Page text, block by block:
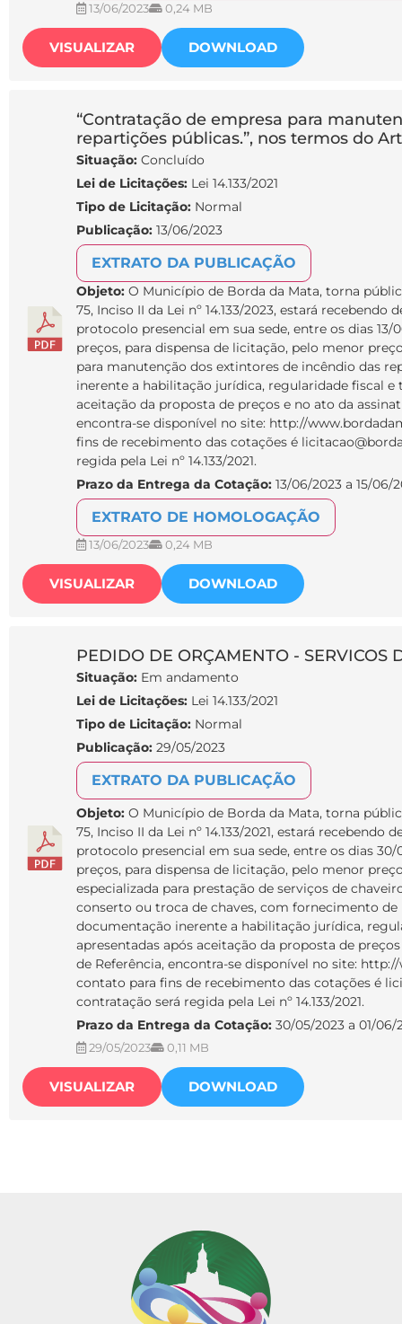
13/06/2023 0,24 MB
VISUALIZAR DOWNLOAD
“Contratação de empresa para
repartições públicas.”, nos termos do
Situação: Concluído
Lei de Licitações: Lei 14.133/2021
Tipo de Licitação: Normal
Publicação: 13/06/2023
EXTRATO DA PUBLICAÇÃO
Objeto: O Município de Borda da Mata, torna
75, Inciso II da Lei nº 14.133/2023, estará
protocolo presencial em sua sede, entre os dias 13/
preços, para dispensa de licitação, pelo menor
para manutenção dos extintores de incêndio das
inerente a habilitação jurídica, regularidade fiscal e
aceitação da proposta de preços e no ato da
encontra-se disponível no site: http://
fins de recebimento das cotações é
regida pela Lei nº 14.133/2021.
Prazo da Entrega da Cotação: 13/06/2023 a 15/06/
EXTRATO DE HOMOLOGAÇÃO
13/06/2023 0,24 MB
VISUALIZAR DOWNLOAD
PEDIDO DE ORÇAMENTO - SERVICOS
Situação: Em andamento
Lei de Licitações: Lei 14.133/2021
Tipo de Licitação: Normal
Publicação: 29/05/2023
EXTRATO DA PUBLICAÇÃO
Objeto: O Município de Borda da Mata, torna
75, Inciso II da Lei nº 14.133/2021, estará
protocolo presencial em sua sede, entre os dias
preços, para dispensa de licitação, pelo menor
especializada para prestação de serviços de
conserto ou troca de chaves, com fornecimento
documentação inerente a habilitação jurídica,
apresentadas após aceitação da proposta de
de Referência, encontra-se disponível no site:
contato para fins de recebimento das cotações é
contratação será regida pela Lei nº 14.133/2021.
Prazo da Entrega da Cotação: 30/05/2023 a 01/06/
29/05/2023 0,11 MB
VISUALIZAR DOWNLOAD